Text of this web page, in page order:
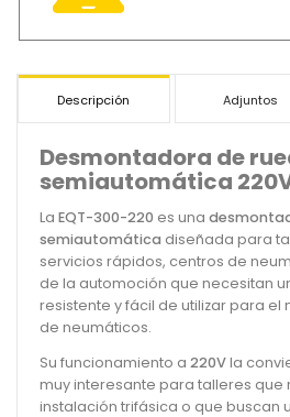
Descripción Adjuntos
Desmontadora de
semiautomática
La EQT-300-220 es una
semiautomática diseñada para
servicios rápidos, centros de
de la automoción que necesitan
resistente y fácil de utilizar para el
de neumáticos.
Su funcionamiento a 220Vla
muy interesante para talleres que
instalación trifásica o que buscan